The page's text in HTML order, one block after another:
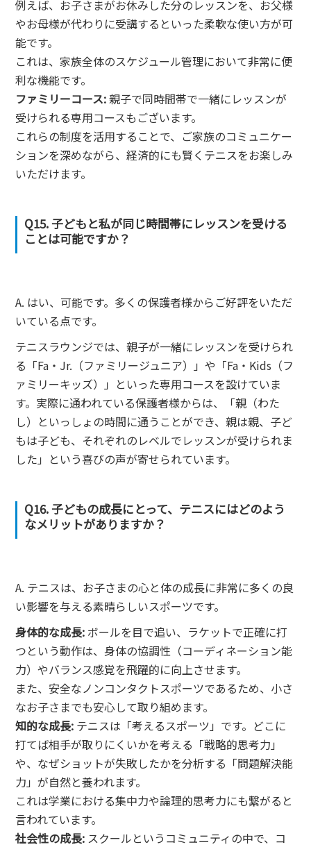
例えば、お子さまがお休みした分のレッスンを、お父様
やお母様が代わりに受講するといった柔軟な使い方が可
能です。
これは、家族全体のスケジュール管理において非常に便
利な機能です。
ファミリーコース:親子で同時間帯で一緒にレッスンが
受けられる専用コースもございます。
これらの制度を活用することで、ご家族のコミュニケー
ションを深めながら、経済的にも賢くテニスをお楽しみ
いただけます。
Q15. 子どもと私が同じ時間帯にレッスンを受ける
ことは可能ですか？
A. はい、可能です。多くの保護者様からご好評をいただ
いている点です。
テニスラウンジでは、親子が一緒にレッスンを受けられ
る「Fa・Jr.（ファミリージュニア）」や「Fa・Kids（フ
ァミリーキッズ）」といった専用コースを設けていま
す。実際に通われている保護者様からは、「親（わた
し）といっしょの時間に通うことができ、親は親、子ど
もは子ども、それぞれのレベルでレッスンが受けられま
した」という喜びの声が寄せられています。
Q16. 子どもの成長にとって、テニスにはどのよう
なメリットがありますか？
A. テニスは、お子さまの心と体の成長に非常に多くの良
い影響を与える素晴らしいスポーツです。
身体的な成長: ボールを目で追い、ラケットで正確に打
つという動作は、身体の協調性（コーディネーション能
力）やバランス感覚を飛躍的に向上させます。
また、安全なノンコンタクトスポーツであるため、小さ
なお子さまでも安心して取り組めます。
知的な成長: テニスは「考えるスポーツ」です。どこに
打てば相手が取りにくいかを考える「戦略的思考力」
や、なぜショットが失敗したかを分析する「問題解決能
力」が自然と養われます。
これは学業における集中力や論理的思考力にも繋がると
言われています。
社会性の成長: スクールというコミュニティの中で、コ